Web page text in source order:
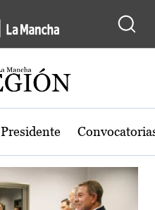
de Castilla-